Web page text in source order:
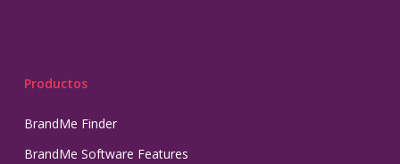
Productos
BrandMe Finder
BrandMe Software Features